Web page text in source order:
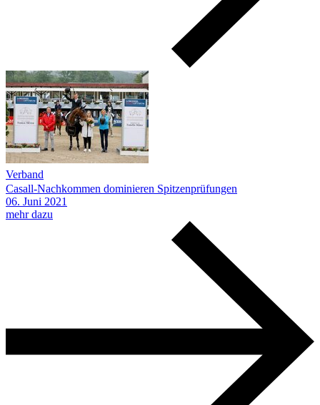
Verband
Casall-Nachkommen dominieren Spitzenprüfungen
06. Juni 2021
mehr dazu